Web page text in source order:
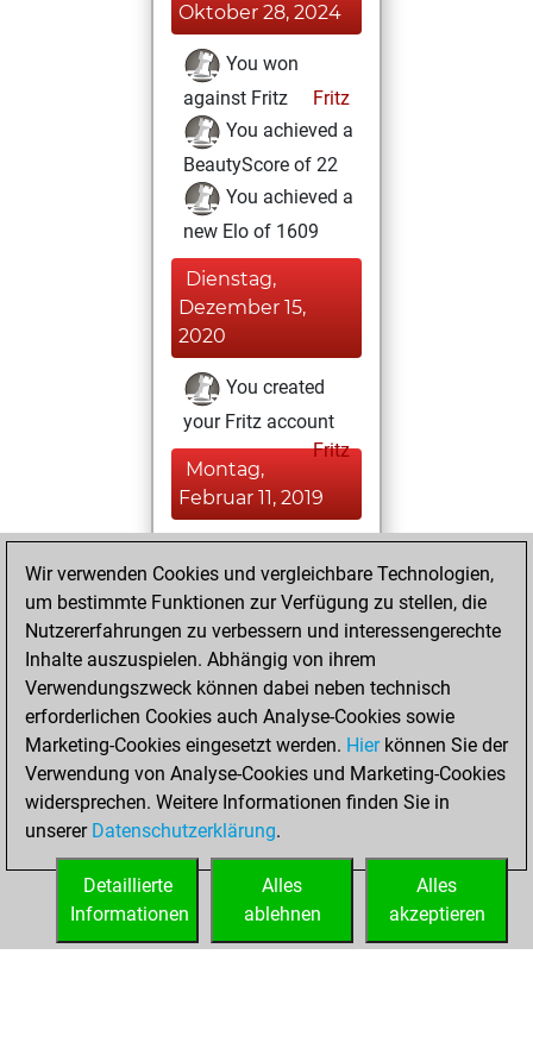
Oktober 28, 2024
You won
against Fritz
Fritz
You achieved a
BeautyScore of 22
You achieved a
new Elo of 1609
Dienstag,
Dezember 15,
2020
You created
your Fritz account
Fritz
Montag,
Februar 11, 2019
You played 1
blitz games
Play
You scored +0
=0 -1 in blitz
Mittwoch,
Februar 6, 2019
You played 1
slow games
Play
You scored +1
=0 -0 in slow games
Wir verwenden Cookies und vergleichbare Technologien,
um bestimmte Funktionen zur Verfügung zu stellen, die
Nutzererfahrungen zu verbessern und interessengerechte
Inhalte auszuspielen. Abhängig von ihrem
Verwendungszweck können dabei neben technisch
erforderlichen Cookies auch Analyse-Cookies sowie
Marketing-Cookies eingesetzt werden. Hierkönnen Sie der
Verwendung von Analyse-Cookies und Marketing-Cookies
widersprechen. Weitere Informationen finden Sie in
unserer Datenschutzerklärung.
Alles
akzeptieren
Alles
ablehnen
Detaillierte
Informationen